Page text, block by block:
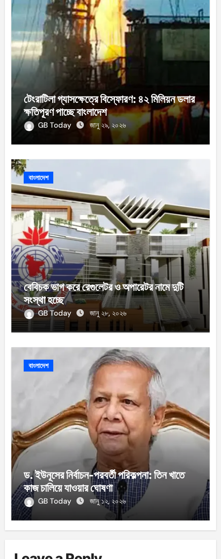
টেংরাটিলা গ্যাসক্ষেত্রে বিস্ফোরণ: ৪২ মিলিয়ন ডলার
ক্ষতিপূরণ পাচ্ছে বাংলাদেশ
GB Today জানু ২৯, ২০২৬
বাংলাদেশ
বেবিচক ভাগ করে রেগুলেটর ও অপারেটর নামে দুটি
সংস্থা হচ্ছে
GB Today জানু ২৮, ২০২৬
বাংলাদেশ
ড. ইউনূসের নির্বাচন-পরবর্তী পরিকল্পনা: তিন খাতে
কাজ চালিয়ে যাওয়ার ঘোষণা
GB Today জানু ১২, ২০২৬